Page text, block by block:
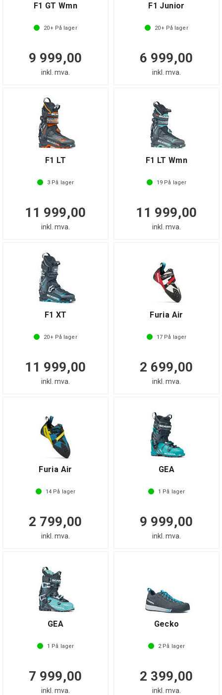
F1 GT Wmn
20+På lager
9 999,00
inkl. mva.
F1 Junior
20+På lager
6 999,00
inkl. mva.
F1 LT
3 På lager
11 999,00
inkl. mva.
F1 LT Wmn
19 På lager
11 999,00
inkl. mva.
F1 XT
20+På lager
11 999,00
inkl. mva.
Furia Air
17 På lager
2 699,00
inkl. mva.
Furia Air
14 På lager
2 799,00
inkl. mva.
GEA
1 På lager
9 999,00
inkl. mva.
GEA
1 På lager
7 999,00
inkl. mva.
Gecko
2På lager
2 399,00
inkl. mva.